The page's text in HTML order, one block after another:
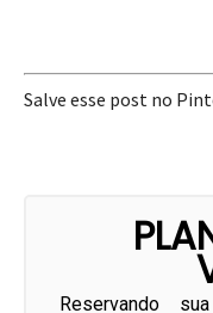
Salve esse post no
Reservando